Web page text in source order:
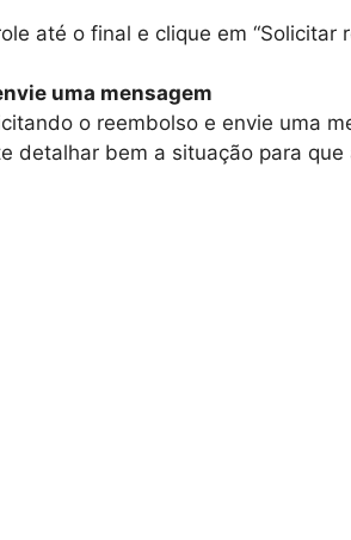
até o final e clique em “Solicitar
uma mensagem
o reembolso e envie uma
detalhar bem a situação para que